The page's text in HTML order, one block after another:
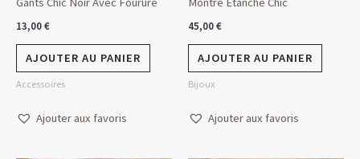
13,00€
AJOUTER AU PANIER
Accessoires
Ajouter aux favoris
45,00€
AJOUTER AU PANIER
Bijoux
Ajouter aux favoris